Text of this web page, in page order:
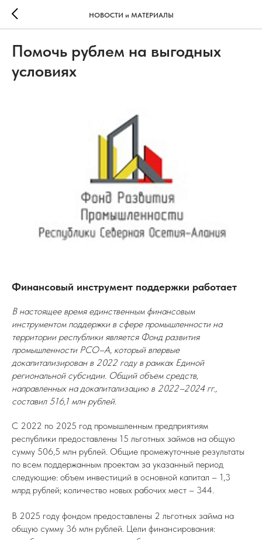
НОВОСТИ и МАТЕРИАЛЫ
Помочь рублем на выгодных
условиях
Финансовый инструмент поддержки работает
В настоящее время единственным финансовым
инструментом поддержки в сфере промышленности на
территории республики является Фонд развития
промышленности РСО–А, который впервые
докапитализирован в 2022 году в рамках Единой
региональной субсидии. Общий объем средств,
направленных на докапитализацию в 2022–2024 гг.,
составил 516,1 млн рублей.
С 2022 по 2025 год промышленным предприятиям
республики предоставлены 15 льготных займов на общую
сумму 506,5 млн рублей. Общие промежуточные результаты
по всем поддержанным проектам за указанный период
следующие: объем инвестиций в основной капитал – 1,3
млрд рублей; количество новых рабочих мест – 344.
В 2025 году фондом предоставлены 2 льготных займа на
общую сумму 36 млн рублей. Цели финансирования: